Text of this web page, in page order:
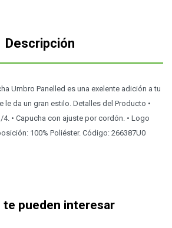
Descripción
Umbro Panelled es una exelente adición a tu
le da un gran estilo. Detalles del Producto •
4. • Capucha con ajuste por cordón. • Logo
100% Poliéster. Código: 266387U0
pueden interesar